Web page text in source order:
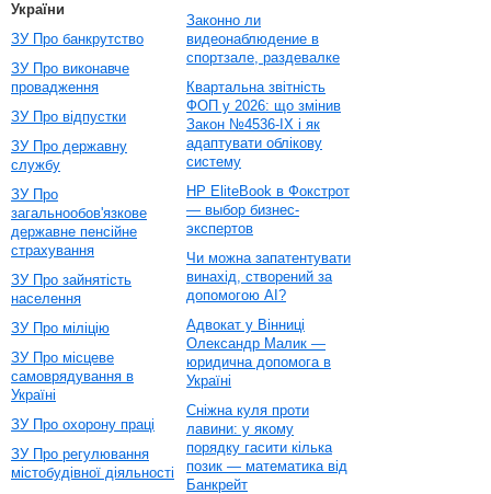
України
ЗУ Про банкрутство
ЗУ Про виконавче
провадження
ЗУ Про відпустки
ЗУ Про державну
службу
ЗУ Про
загальнообов'язкове
державне пенсійне
страхування
ЗУ Про зайнятість
населення
ЗУ Про міліцію
ЗУ Про місцеве
самоврядування в
Україні
ЗУ Про охорону праці
ЗУ Про регулювання
містобудівної діяльності
Законно ли
видеонаблюдение в
спортзале, раздевалке
Квартальна звітність
ФОП у 2026: що змінив
Закон №4536-IX і як
адаптувати облікову
систему
HP EliteBook в Фокстрот
— выбор бизнес-
экспертов
Чи можна запатентувати
винахід, створений за
допомогою AI?
Адвокат у Вінниці
Олександр Малик —
юридична допомога в
Україні
Сніжна куля проти
лавини: у якому
порядку гасити кілька
позик — математика від
Банкрейт